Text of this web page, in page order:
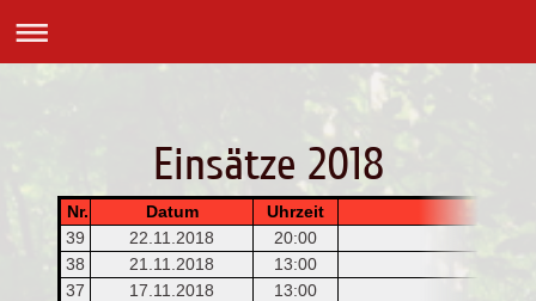
Einsätze 2018
Nr. Datum
Uhrzeit
39
22.11.2018
20:00
38
21.11.2018
13:00
37
17.11.2018 13:00